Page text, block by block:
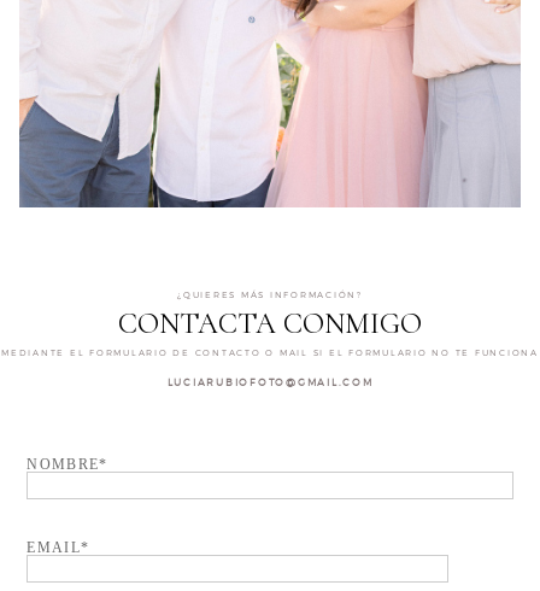
¿QUIERES MÁS INFORMACIÓN?
CONTACTA CONMIGO
MEDIANTE EL FORMULARIO DE CONTACTO O MAIL SI EL FORMULARIO NO TE FUNCIONA
LUCIARUBIOFOTO@GMAIL.COM
NOMBRE
EMAIL